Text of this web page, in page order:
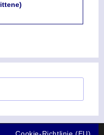
Cookie-Richtlinie (EU)